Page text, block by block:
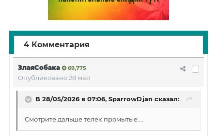
4 Комментария
ЗлаяСобака 69,775
Опубликовано28 мая
В 28/05/2026 в 07:06, SparrowDjan сказал:
Смотрите дальше телек промытые....